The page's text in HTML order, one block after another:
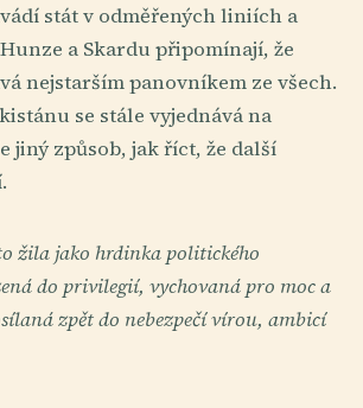
stát v odměřených liniích a
a Skardu připomínají, že
nejstarším panovníkem ze všech.
se stále vyjednává na
jiný způsob, jak říct, že další
žila jako hrdinka politického
do privilegií, vychovaná pro moc a
zpět do nebezpečí vírou, ambicí